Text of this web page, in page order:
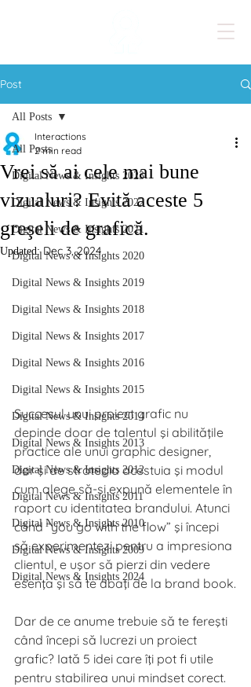
Post
All Posts
Digital News & Insights 2023
Digital News & Insights 2022
Digital News & Insights 2021
Digital News & Insights 2020
Digital News & Insights 2019
Digital News & Insights 2018
Digital News & Insights 2017
Digital News & Insights 2016
Digital News & Insights 2015
Digital News & Insights 2014
Digital News & Insights 2013
Digital News & Insights 2012
Digital News & Insights 2011
Digital News & Insights 2010
Digital News & Insights 2009
Digital News & Insights 2024
All Posts
Vrei să ai cele mai bune
vizualuri? Evită aceste 5
greşeli de grafică.
Interactions
2 min read
Updated: Dec 3, 2024
Succesul unui proiect grafic nu
depinde doar de talentul şi abilităţile
practice ale unui graphic designer,
dar şi de strategia acestuia şi modul
cum alege să-şi expună elementele în
raport cu identitatea brandului. Atunci
când “you go with the flow” şi începi
să experimentezi pentru a impresiona
clientul, e uşor să pierzi din vedere
esenţa şi să te abaţi de la brand book.
Dar de ce anume trebuie să te fereşti
când începi să lucrezi un proiect
grafic? Iată 5 idei care îţi pot fi utile
pentru stabilirea unui mindset corect.